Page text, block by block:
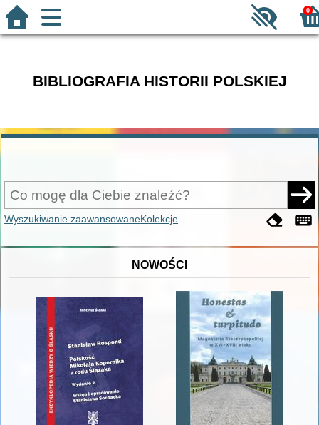
0
BIBLIOGRAFIA HISTORII POLSKIEJ
Wyszukiwanie zaawansowaneKolekcje
NOWOŚCI